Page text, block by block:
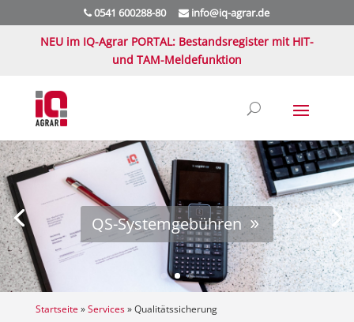
0541 600288-80 info@iq-agrar.de
NEU im IQ-Agrar PORTAL: Bestandsregister mit HIT-
und TAM-Meldefunktion
QS-Systemgebühren
Startseite »Services»Qualitätssicherung